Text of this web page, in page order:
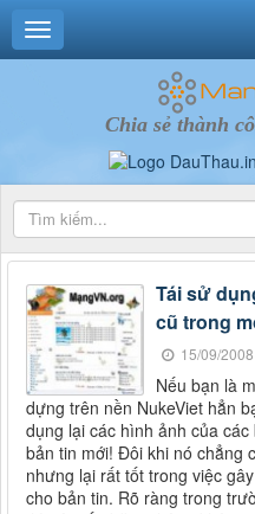
Chia sẻ thành
Tái sử
cũ trong
15/09/
Nếu bạn là
dựng trên nền NukeViet hẳn
dụng lại các hình ảnh của
bản tin mới! Đôi khi nó chẳng
nhưng lại rất tốt trong việc
cho bản tin. Rõ ràng trong